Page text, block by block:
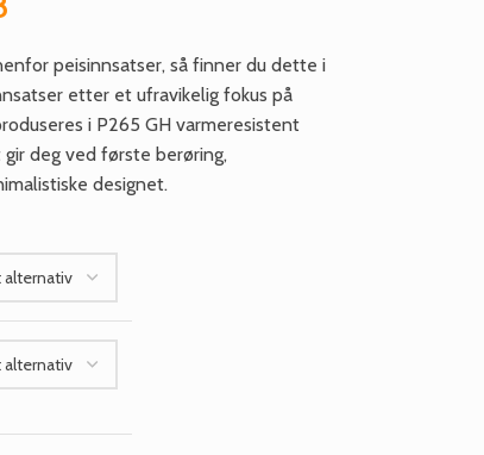
peisinnsatser, så finner du dette i
etter et ufravikelig fokus på
i P265 GH varmeresistent
deg ved første berøring,
designet.